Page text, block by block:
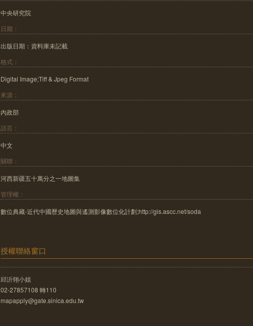
中央研究院
日期：
出版日期：資料庫未記載
格式：
Digital Image;Tiff & Jpeg Format
來源：
內政部
語言：
中文
關聯：
河西新疆五十萬分之一地圖集
管理權：
數位典藏-近代中國歷史地圖與遙測影像數位化計劃;http://gis.ascc.net/soda
授權聯絡窗口
邱沂翎小姐
02-27857108 轉110
mapapply@gate.sinica.edu.tw